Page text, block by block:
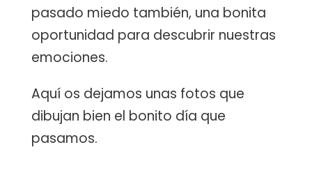
pasado miedo también, una bonita
oportunidad para descubrir nuestras
emociones.
Aquí os dejamos unas fotos que
dibujan bien el bonito día que
pasamos.